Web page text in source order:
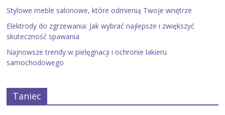
Stylowe meble salonowe, które odmienią Twoje wnętrze
Elektrody do zgrzewania: Jak wybrać najlepsze i zwiększyć
skuteczność spawania
Najnowsze trendy w pielęgnacji i ochronie lakieru
samochodowego
Taniec